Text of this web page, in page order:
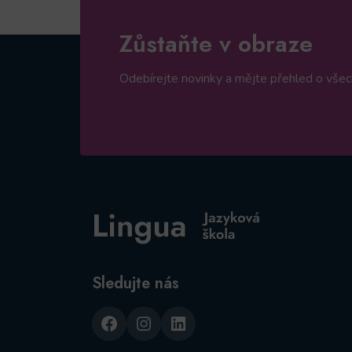
Zůstaňte v obraze
Odebírejte novinky a mějte přehled o
Sledujte nás
Facebook
Instagram
LinkedIn